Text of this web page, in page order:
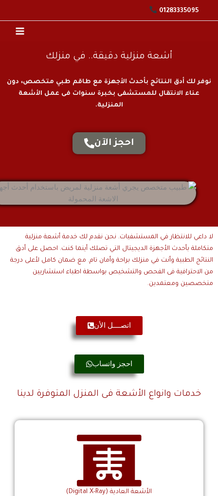
01283335095
أشعة منزلية دقيقة.. في منزلك
لك أدق النتائج بأحدث الأجهزة مع طاقم طبي متخصص، دون
عناء الانتقال للمستشفى بخبرة سنوات فى عمل الأشعة
المنزلية.
احجز الآن
للانتظار في المستشفيات. نحن نقدم لك خدمة أشعة منزلية
بأحدث الأجهزة الديجيتال التي تصلك أينما كنت. احصل على أدق
الطبية وأنت في منزلك براحة وأمان تام. مع ضمان كامل لأعلى درجة
فى الفحص والتشخيص بواسطة اطباء استشاريين
ومعتمدين.
اتصــــل الأن
احجز واتساب
خدمات وانواع الأشعة فى المنزل المتوفرة لدينا
الأشعة العادية (Digital X-Ray)